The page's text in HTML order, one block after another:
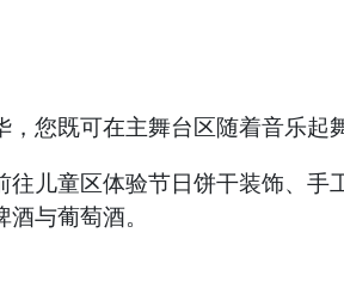
您既可在主舞台区随着音乐起
儿童区体验节日饼干装饰、
与葡萄酒。